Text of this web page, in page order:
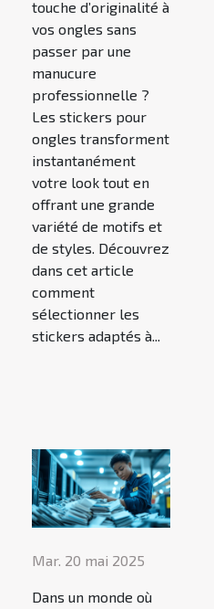
touche d’originalité à
vos ongles sans
passer par une
manucure
professionnelle ?
Les stickers pour
ongles transforment
instantanément
votre look tout en
offrant une grande
variété de motifs et
de styles. Découvrez
dans cet article
comment
sélectionner les
stickers adaptés à...
Mar. 20 mai 2025
Dans un monde où